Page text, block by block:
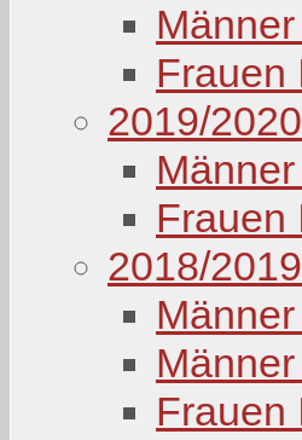
Männer
Frauen
2019/2020
Männer
Frauen
2018/2019
Männer
Männer
Frauen